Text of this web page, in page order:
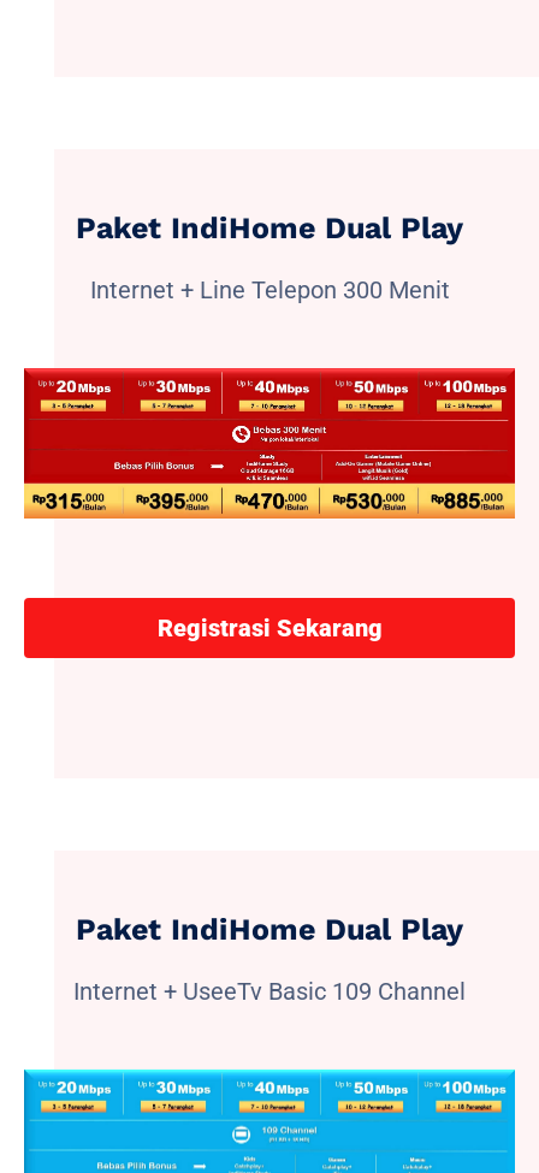
Paket IndiHome Dual Play
Internet + Line Telepon 300 Menit
Registrasi Sekarang
Paket IndiHome Dual Play
Internet + UseeTv Basic 109 Channel